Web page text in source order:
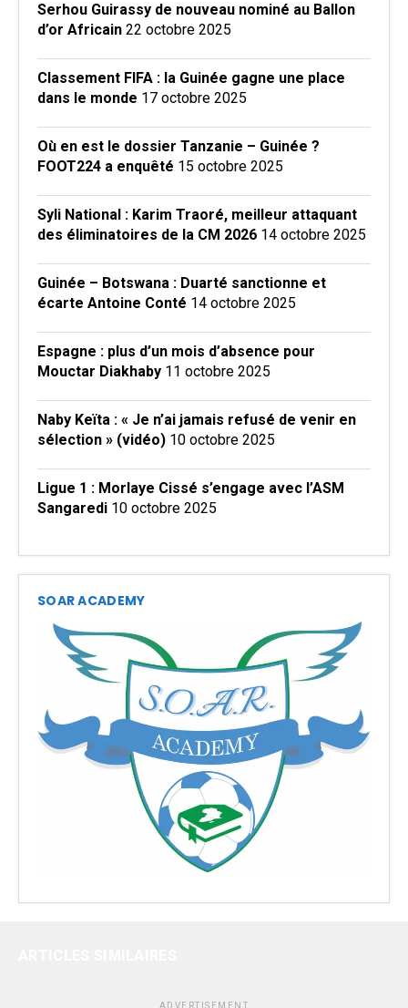
Serhou Guirassy de nouveau nominé au Ballon
d’or Africain 22 octobre 2025
Classement FIFA : la Guinée gagne une place
dans le monde 17 octobre 2025
Où en est le dossier Tanzanie – Guinée ?
FOOT224 a enquêté 15 octobre 2025
Syli National : Karim Traoré, meilleur attaquant
des éliminatoires de la CM 2026 14 octobre 2025
Guinée – Botswana : Duarté sanctionne et
écarte Antoine Conté 14 octobre 2025
Espagne : plus d’un mois d’absence pour
Mouctar Diakhaby 11 octobre 2025
Naby Keïta : « Je n’ai jamais refusé de venir en
sélection » (vidéo) 10 octobre 2025
Ligue 1 : Morlaye Cissé s’engage avec l’ASM
Sangaredi 10 octobre 2025
SOAR ACADEMY
ADVERTISEMENT